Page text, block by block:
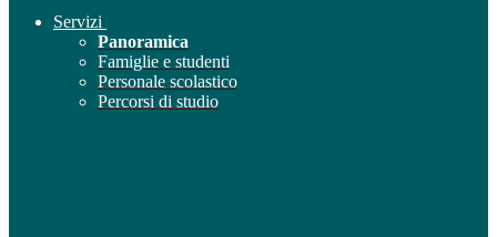
Servizi
Panoramica
Famiglie e studenti
Personale scolastico
Percorsi di studio